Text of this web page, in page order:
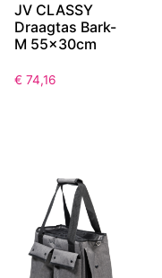
JV CLASSY
Draagtas Bark-
M 55x30cm
€ 74,16